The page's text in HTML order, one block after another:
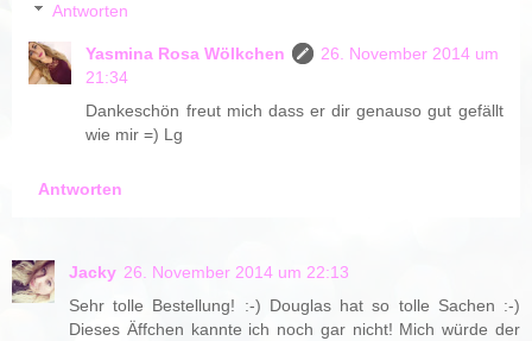
Antworten
Yasmina Rosa Wölkchen
26. November 2014 um
21:34
Dankeschön freut mich dass er dir genauso gut gefällt
wie mir =) Lg
Antworten
Jacky 26. November 2014 um 22:13
Sehr tolle Bestellung! :-) Douglas hat so tolle Sachen :-)
Dieses Äffchen kannte ich noch gar nicht! Mich würde der